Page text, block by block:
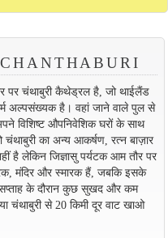
पर चंथाबुरी कैथेड्रल है, जो थाईलैंड
अल्पसंख्यक है। वहां जाने वाले पुल से
विशिष्ट औपनिवेशिक घरों के साथ
का अन्य आकर्षण, रत्न बाज़ार
है लेकिन जिज्ञासु पर्यटक आम तौर पर
मंदिर और स्मारक हैं, जबकि इसके
के दौरान कुछ सुखद और कम
चंथाबुरी से 20 किमी दूर वाट खाओ